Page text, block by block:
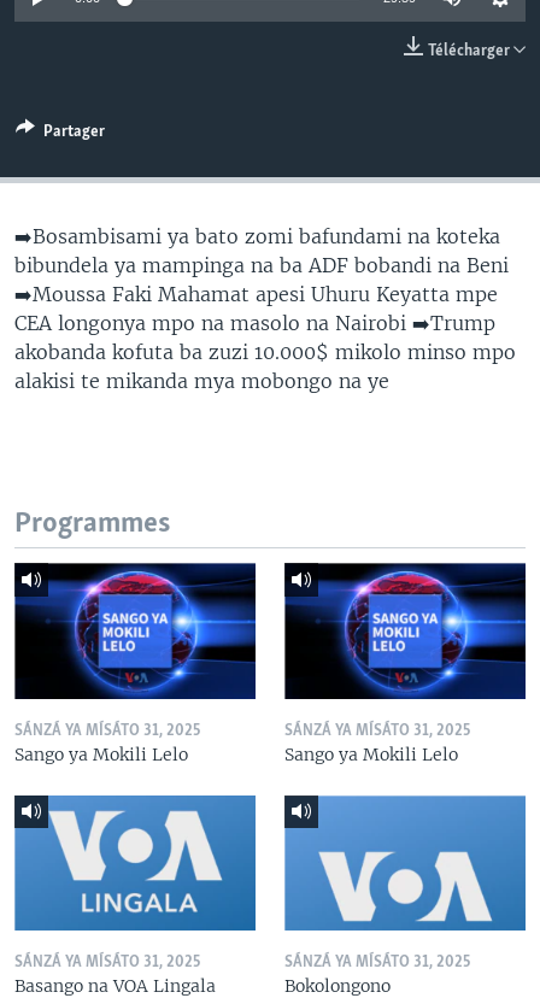
SÉCURITÉ
Télécharger
Partager
➡️Bosambisami ya bato zomi bafundami na koteka
bibundela ya mampinga na ba ADF bobandi na Beni
➡️Moussa Faki Mahamat apesi Uhuru Keyatta mpe
CEA longonya mpo na masolo na Nairobi ➡️Trump
akobanda kofuta ba zuzi 10.000$ mikolo minso mpo
alakisi te mikanda mya mobongo na ye
Programmes
SÁNZÁ YA MÍSÁTO 31, 2025
Sango ya Mokili Lelo
SÁNZÁ YA MÍSÁTO 31, 2025
Sango ya Mokili Lelo
SÁNZÁ YA MÍSÁTO 31, 2025
Basango na VOA Lingala
SÁNZÁ YA MÍSÁTO 31, 2025
Bokolongono